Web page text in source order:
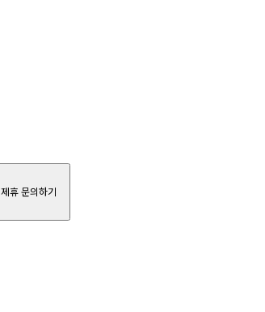
제휴 문의하기